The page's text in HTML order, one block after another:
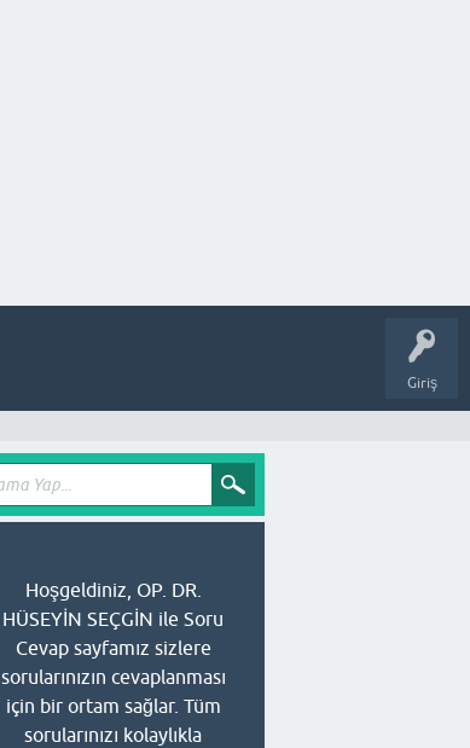
Giriş
Hoşgeldiniz, OP. DR.
HÜSEYİN SEÇGİN ile Soru
Cevap sayfamız sizlere
sorularınızın cevaplanması
için bir ortam sağlar. Tüm
sorularınızı kolaylıkla